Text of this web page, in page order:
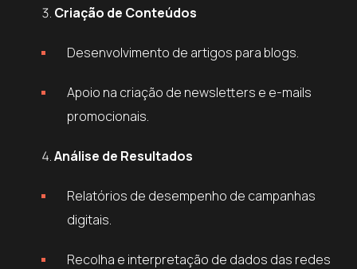
Criação de Conteúdos
Desenvolvimento de artigos para blogs.
Apoio na criação de newsletters e e-mails
promocionais.
Análise de Resultados
Relatórios de desempenho de campanhas
digitais.
Recolha e interpretação de dados das redes